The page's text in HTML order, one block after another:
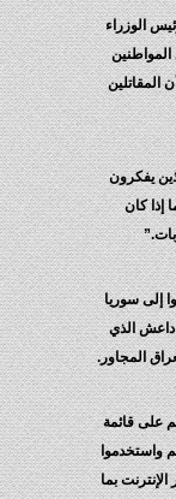
الوزراء
المقاتلين
يفكرون
كان
سافروا إلى سوريا
الذي
المجاور.
على قائمة
واستخدموا
بما